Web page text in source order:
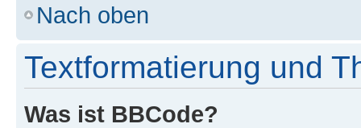
Nach oben
Textformatierung und
Was ist BBCode?